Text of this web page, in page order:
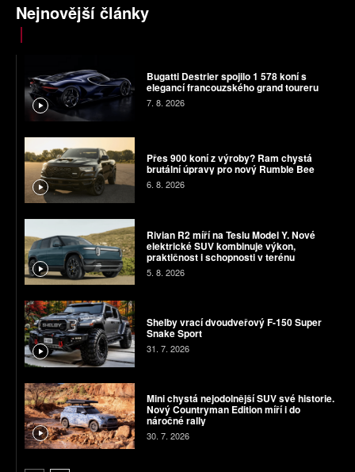
Nejnovější články
Bugatti Destrier spojilo 1 578 koní s
elegancí francouzského grand toureru
7. 8. 2026
Přes 900 koní z výroby? Ram chystá
brutální úpravy pro nový Rumble Bee
6. 8. 2026
Rivian R2 míří na Teslu Model Y. Nové
elektrické SUV kombinuje výkon,
praktičnost i schopnosti v terénu
5. 8. 2026
Shelby vrací dvoudveřový F-150 Super
Snake Sport
31. 7. 2026
Mini chystá nejodolnější SUV své historie.
Nový Countryman Edition míří i do
náročné rally
30. 7. 2026